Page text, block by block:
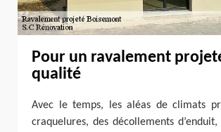
Pour un ravalement
qualité
Avec le temps, les aléas de climats
craquelures, des décollements